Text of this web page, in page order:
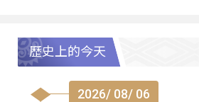
歷史上的今天
2026/ 08/ 06